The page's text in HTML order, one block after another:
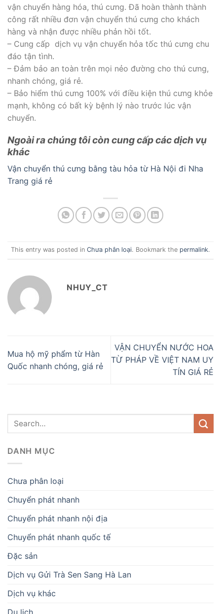
vận chuyển hàng hóa, thú cưng. Đã hoàn thành thành
công rất nhiều đơn vận chuyển thú cưng cho khách
hàng và nhận được nhiều phản hồi tốt.
– Cung cấp dịch vụ vận chuyển hỏa tốc thú cưng chu
đáo tận tình.
– Đảm bảo an toàn trên mọi nẻo đường cho thú cưng,
nhanh chóng, giá rẻ.
– Bảo hiểm thú cưng 100% với điều kiện thú cưng khỏe
mạnh, không có bất kỳ bệnh lý nào trước lúc vận
chuyển.
Ngoài ra chúng tôi còn cung cấp các dịch vụ
khác
Vận chuyển thú cưng bằng tàu hỏa từ Hà Nội đi Nha
Trang giá rẻ
This entry was posted in Chưa phân loại. Bookmark the permalink.
NHUY_CT
Mua hộ mỹ phẩm từ Hàn
Quốc nhanh chóng, giá rẻ
VẬN CHUYỂN NƯỚC HOA
TỪ PHÁP VỀ VIỆT NAM UY
TÍN GIÁ RẺ
DANH MỤC
Chưa phân loại
Chuyển phát nhanh
Chuyển phát nhanh nội địa
Chuyển phát nhanh quốc tế
Đặc sản
Dịch vụ Gửi Trà Sen Sang Hà Lan
Dịch vụ khác
Du lịch